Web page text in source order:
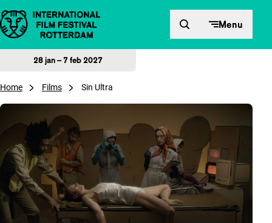
Direct naar inhoud Menu
28 jan – 7 feb 2027
Home Films Sin Ultra